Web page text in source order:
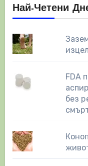
Най-Четени
FDA
без